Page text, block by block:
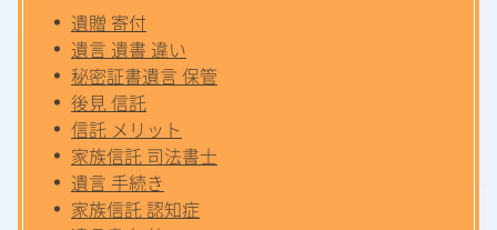
遺贈 寄付
遺言 遺書 違い
秘密証書遺言 保管
後見 信託
信託 メリット
家族信託 司法書士
遺言 手続き
家族信託 認知症